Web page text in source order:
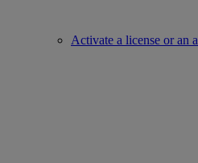
Activate a license or an